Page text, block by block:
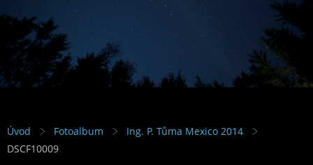
Úvod Fotoalbum
Ing. P. Tůma Mexico 2014
DSCF10009